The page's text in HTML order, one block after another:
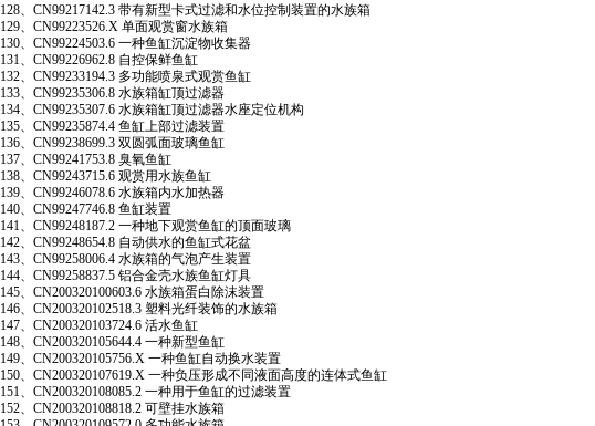
128、CN99217142.3 带有新型卡式过滤和水位控制装置的水族箱
129、CN99223526.X 单面观赏窗水族箱
130、CN99224503.6 一种鱼缸沉淀物收集器
131、CN99226962.8 自控保鲜鱼缸
132、CN99233194.3 多功能喷泉式观赏鱼缸
133、CN99235306.8 水族箱缸顶过滤器
134、CN99235307.6 水族箱缸顶过滤器水座定位机构
135、CN99235874.4 鱼缸上部过滤装置
136、CN99238699.3 双圆弧面玻璃鱼缸
137、CN99241753.8 臭氧鱼缸
138、CN99243715.6 观赏用水族鱼缸
139、CN99246078.6 水族箱内水加热器
140、CN99247746.8 鱼缸装置
141、CN99248187.2 一种地下观赏鱼缸的顶面玻璃
142、CN99248654.8 自动供水的鱼缸式花盆
143、CN99258006.4 水族箱的气泡产生装置
144、CN99258837.5 铝合金壳水族鱼缸灯具
145、CN200320100603.6 水族箱蛋白除沫装置
146、CN200320102518.3 塑料光纤装饰的水族箱
147、CN200320103724.6 活水鱼缸
148、CN200320105644.4 一种新型鱼缸
149、CN200320105756.X 一种鱼缸自动换水装置
150、CN200320107619.X 一种负压形成不同液面高度的连体式鱼缸
151、CN200320108085.2 一种用于鱼缸的过滤装置
152、CN200320108818.2 可壁挂水族箱